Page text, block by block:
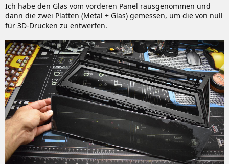
Ich habe den Glas vom vorderen Panel rausgenommen und
dann die zwei Platten (Metal + Glas) gemessen, um die von null
für 3D-Drucken zu entwerfen.